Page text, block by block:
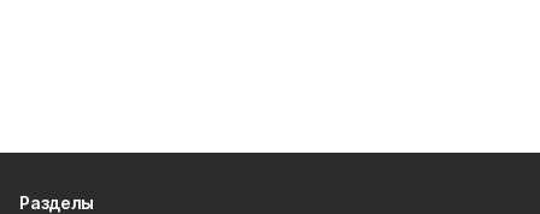
Разделы